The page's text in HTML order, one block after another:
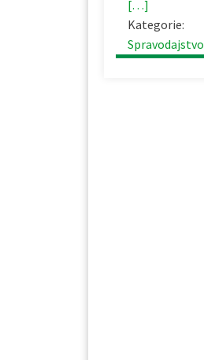
[…]
Kategorie:
Spravodajstvo